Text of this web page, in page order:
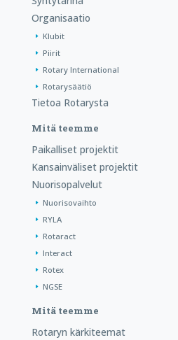
Organisaatio
Klubit
Piirit
Rotary International
Rotarysäätiö
Tietoa Rotarysta
Mitä teemme
Paikalliset projektit
Kansainväliset projektit
Nuorisopalvelut
Nuorisovaihto
RYLA
Rotaract
Interact
Rotex
NGSE
Mitä teemme
Rotaryn kärkiteemat